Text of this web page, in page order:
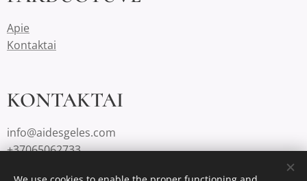
Apie
Kontaktai
KONTAKTAI
info@aidesgeles.com
+37065062733